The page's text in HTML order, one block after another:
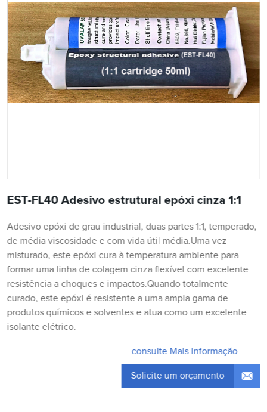
EST-FL40 Adesivo estrutural epóxi cinza 1:1
Adesivo epóxi de grau industrial, duas partes 1:1, temperado,
de média viscosidade e com vida útil média.Uma vez
misturado, este epóxi cura à temperatura ambiente para
formar uma linha de colagem cinza flexível com excelente
resistência a choques e impactos.Quando totalmente
curado, este epóxi é resistente a uma ampla gama de
produtos químicos e solventes e atua como um excelente
isolante elétrico.
consulte Mais informação
Solicite um orçamento